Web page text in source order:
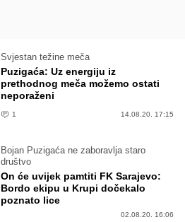
Svjestan težine meča
Puzigaća: Uz energiju iz
prethodnog meča možemo ostati
neporaženi
1 14.08.20. 17:15
Bojan Puzigaća ne zaboravlja staro
društvo
On će uvijek pamtiti FK Sarajevo:
Bordo ekipu u Krupi dočekalo
poznato lice
02.08.20. 16:06